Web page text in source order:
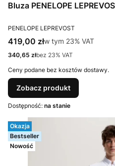
Bluza PENELOPE
PRODUCENT
PENELOPE LEPREVOST
Cena brutto
419,00 złw tym %s VAT
w tym 23% VAT
Cena netto
340,65 złbez 23% VAT
Ceny podane bez kosztów dostawy.
Zobacz produkt
Dostępność: na stanie
Okazja
Bestseller
Nowość